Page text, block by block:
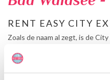
RENT EASY CITY
Zoals de naam al zegt, is de
Deze compacte bus is
zitgedeelte, compacte keuken